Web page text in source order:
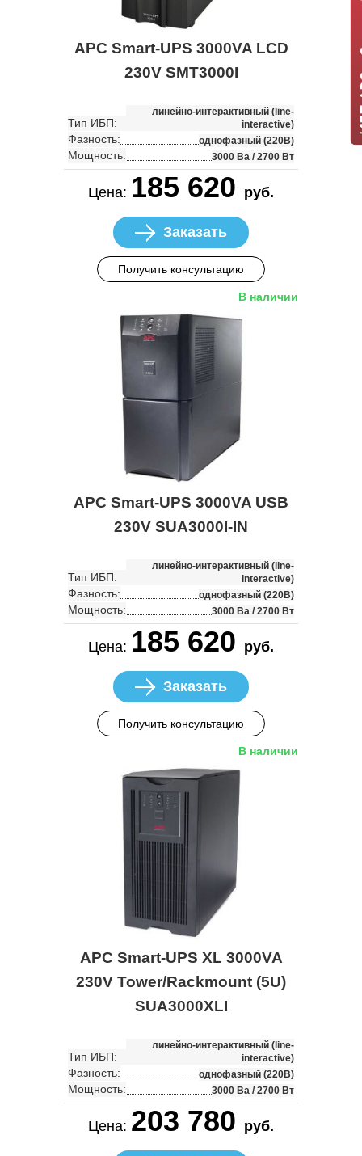
APC Smart-UPS 3000VA LCD
230V SMT3000I
Тип ИБП:
линейно-интерактивный (line-
interactive)
Фазность: однофазный (220В)
Мощность: 3000 Ва / 2700 Вт
Цена: 185 620 руб.
Заказать
Получить консультацию
В наличии
APC Smart-UPS 3000VA USB
230V SUA3000I-IN
Тип ИБП:
линейно-интерактивный (line-
interactive)
Фазность: однофазный (220В)
Мощность: 3000 Ва / 2700 Вт
Цена: 185 620 руб.
Заказать
Получить консультацию
В наличии
APC Smart-UPS XL 3000VA
230V Tower/Rackmount (5U)
SUA3000XLI
Тип ИБП:
линейно-интерактивный (line-
interactive)
Фазность: однофазный (220В)
Мощность: 3000 Ва / 2700 Вт
Цена: 203 780 руб.